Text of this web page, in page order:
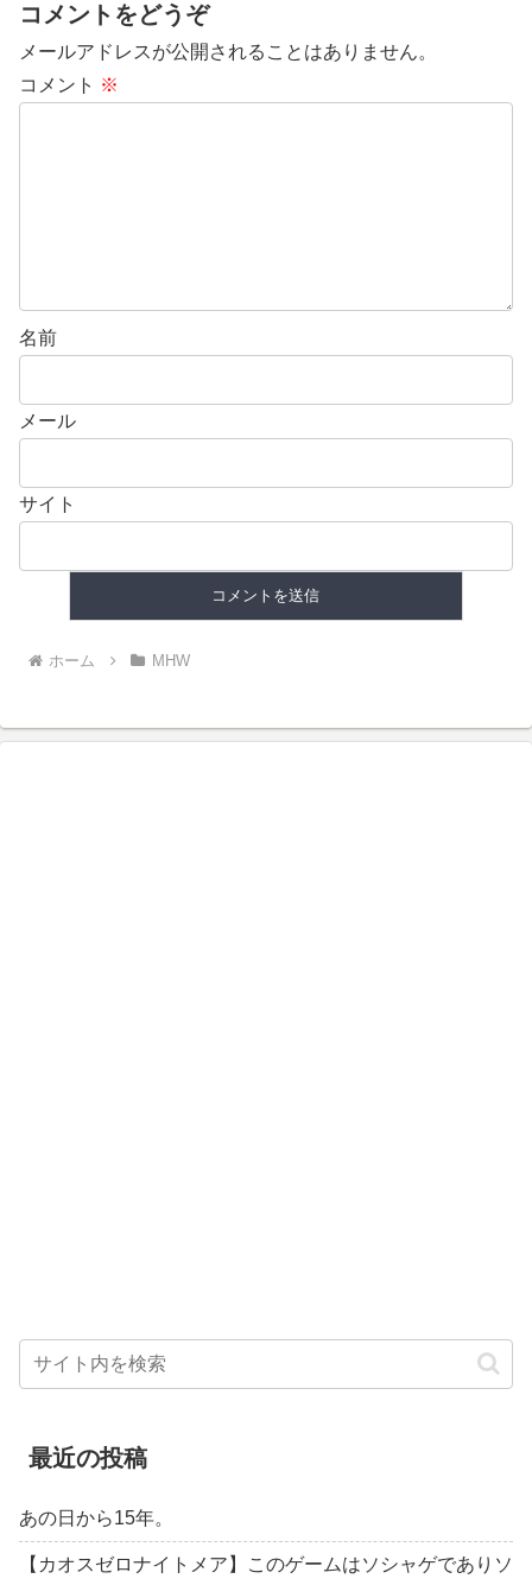
コメントをどうぞ
メールアドレスが公開されることはありません。
コメント ※
名前
メール
サイト
ホーム MHW
最近の投稿
あの日から15年。
【カオスゼロナイトメア】このゲームはソシャゲでありソ